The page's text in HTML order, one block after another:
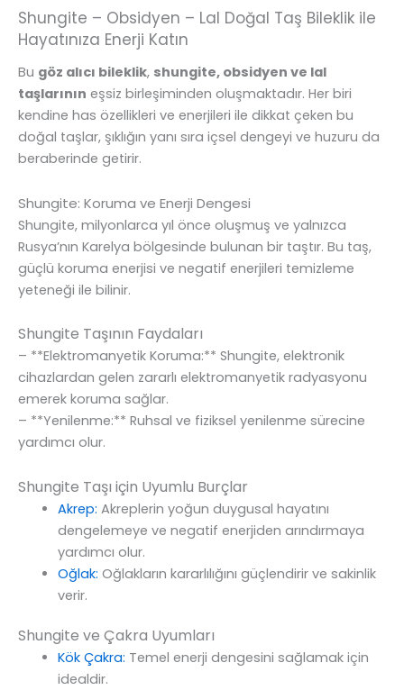
Shungite – Obsidyen – Lal Doğal Taş Bileklik ile
Hayatınıza Enerji Katın
Bu göz alıcı bileklik, shungite, obsidyen ve lal
taşlarının eşsiz birleşiminden oluşmaktadır. Her biri
kendine has özellikleri ve enerjileri ile dikkat çeken bu
doğal taşlar, şıklığın yanı sıra içsel dengeyi ve huzuru da
beraberinde getirir.
Shungite: Koruma ve Enerji Dengesi
Shungite, milyonlarca yıl önce oluşmuş ve yalnızca
Rusya’nın Karelya bölgesinde bulunan bir taştır. Bu taş,
güçlü koruma enerjisi ve negatif enerjileri temizleme
yeteneği ile bilinir.
Shungite Taşının Faydaları
– **Elektromanyetik Koruma:** Shungite, elektronik
cihazlardan gelen zararlı elektromanyetik radyasyonu
emerek koruma sağlar.
– **Yenilenme:** Ruhsal ve fiziksel yenilenme sürecine
yardımcı olur.
Shungite Taşı için Uyumlu Burçlar
Akrep: Akreplerin yoğun duygusal hayatını
dengelemeye ve negatif enerjiden arındırmaya
yardımcı olur.
Oğlak: Oğlakların kararlılığını güçlendirir ve sakinlik
verir.
Shungite ve Çakra Uyumları
Kök Çakra: Temel enerji dengesini sağlamak için
idealdir.